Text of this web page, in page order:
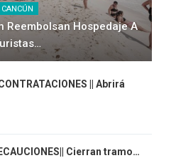
CANCÚN
Reembolsan Hospedaje A
|| Abrirá
Cierran tramo…